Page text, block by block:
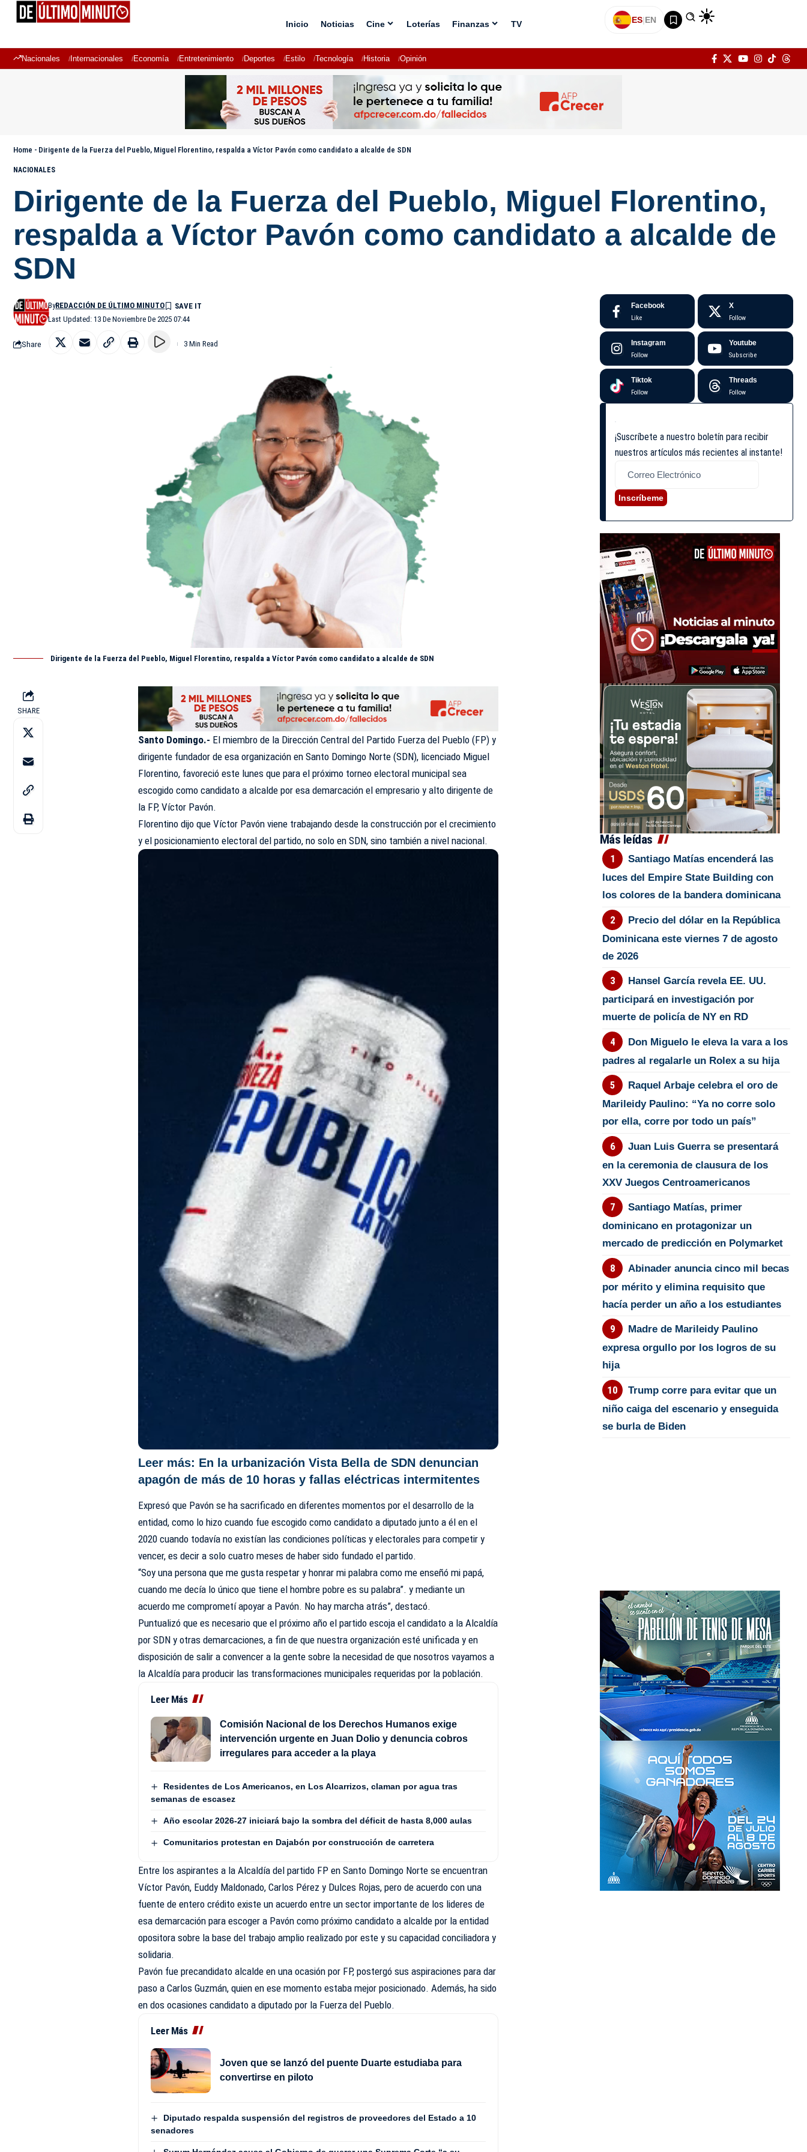
Inicio Noticias Cine Loterías Finanzas TV ES|EN
Nacionales Internacionales Economía Entretenimiento Deportes Estilo Tecnología Historia Opinión
Home - Dirigente de la Fuerza del Pueblo, Miguel Florentino, respalda a Víctor Pavón como candidato a alcalde de SDN
NACIONALES
Dirigente de la Fuerza del Pueblo, Miguel Florentino,
respalda a Víctor Pavón como candidato a alcalde de
SDN
Last Updated: 13 De Noviembre De 2025 07:44
ByREDACCIÓN DE ÚLTIMO MINUTO
Share 3 Min Read
Dirigente de la Fuerza del Pueblo, Miguel Florentino, respalda a Víctor Pavón como candidato a alcalde de SDN
SHARE
Santo Domingo.- El miembro de la Dirección Central del Partido Fuerza del Pueblo (FP) y
dirigente fundador de esa organización en Santo Domingo Norte (SDN), licenciado Miguel
Florentino, favoreció este lunes que para el próximo torneo electoral municipal sea
escogido como candidato a alcalde por esa demarcación el empresario y alto dirigente de
la FP, Víctor Pavón.
Florentino dijo que Víctor Pavón viene trabajando desde la construcción por el crecimiento
y el posicionamiento electoral del partido, no solo enSDN, sino también a nivel nacional.
Leer más: En la urbanización Vista Bella de SDN denuncian
apagón de más de 10 horas y fallas eléctricas intermitentes
Expresó que Pavón se ha sacrificado en diferentes momentos por el desarrollo de la
entidad, como lo hizo cuando fue escogido como candidato a diputado junto a él en el
2020 cuando todavía no existían las condiciones políticas y electorales para competir y
vencer, es decir a solo cuatro meses de haber sido fundado el partido.
“Soy una persona que me gusta respetar y honrar mi palabra como me enseñó mi papá,
cuando me decía lo único que tiene el hombre pobre es su palabra”. y mediante un
acuerdo me comprometí apoyar a Pavón. No hay marcha atrás”, destacó.
Puntualizó que es necesario que el próximo año el partido escoja el candidato a la Alcaldía
por SDN y otras demarcaciones, a fin de que nuestra organización esté unificada y en
disposición de salir a convencer a la gente sobre la necesidad de que nosotros vayamos a
la Alcaldía para producir las transformaciones municipales requeridas por la población.
Leer Más
Comisión Nacional de los Derechos Humanos exige
intervención urgente en Juan Dolio y denuncia cobros
irregulares para acceder a la playa
Residentes de Los Americanos, en Los Alcarrizos, claman por agua tras
semanas de escasez
Año escolar 2026-27 iniciará bajo la sombra del déficit de hasta 8,000 aulas
Comunitarios protestan en Dajabón por construcción de carretera
Entre los aspirantes a la Alcaldía del partido FP en Santo Domingo Norte se encuentran
Víctor Pavón, Euddy Maldonado, Carlos Pérez y Dulces Rojas, pero de acuerdo con una
fuente de entero crédito existe un acuerdo entre un sector importante de los lideres de
esa demarcación para escoger a Pavón como próximo candidato a alcalde por la entidad
opositora sobre la base del trabajo amplio realizado por este y su capacidad conciliadora y
solidaria.
Pavón fue precandidato alcalde en una ocasión por FP, postergó sus aspiraciones para dar
paso a Carlos Guzmán, quien en ese momento estaba mejor posicionado. Además, ha sido
en dos ocasiones candidato a diputado por la Fuerza del Pueblo.
Leer Más
Joven que se lanzó del puente Duarte estudiaba para
convertirse en piloto
Diputado respalda suspensión del registros de proveedores del Estado a 10
senadores
Facebook
Like
X
Follow
Instagram
Follow
Youtube
Subscribe
Tiktok
Follow
Threads
Follow
¡Suscríbete a nuestro boletín para recibir
nuestros artículos más recientes al instante!
Inscríbeme
Más leídas
Santiago Matías encenderá las
luces del Empire State Building con
los colores de la bandera dominicana
Precio del dólar en la República
Dominicana este viernes 7 de agosto
de 2026
Hansel García revela EE. UU.
participará en investigación por
muerte de policía de NY en RD
Don Miguelo le eleva la vara a los
padres al regalarle un Rolex a su hija
Raquel Arbaje celebra el oro de
Marileidy Paulino: “Ya no corre solo
por ella, corre por todo un país”
Juan Luis Guerra se presentará
en la ceremonia de clausura de los
XXV Juegos Centroamericanos
Santiago Matías, primer
dominicano en protagonizar un
mercado de predicción en Polymarket
Abinader anuncia cinco mil becas
por mérito y elimina requisito que
hacía perder un año a los estudiantes
Madre de Marileidy Paulino
expresa orgullo por los logros de su
hija
Trump corre para evitar que un
niño caiga del escenario y enseguida
se burla de Biden